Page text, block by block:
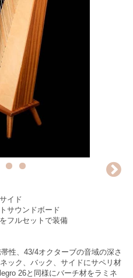
イド
サウンドボード
フルセットで装備
性、43/4オクターブの音域の深さ
ック、バック、サイドにサペリ材
26と同様にバーチ材をラミネ